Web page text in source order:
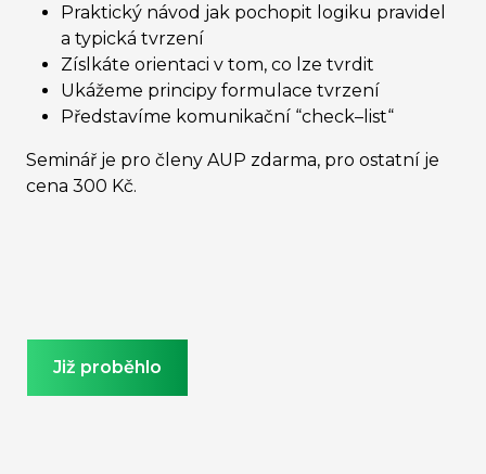
Praktický návod jak pochopit logiku pravidel
a typická tvrzení
Zíslkáte orientaci v tom, co lze tvrdit
Ukážeme principy formulace tvrzení
Představíme komunikační “check–list“
Seminář je pro členy AUP zdarma, pro ostatní je
cena 300 Kč.
Již proběhlo